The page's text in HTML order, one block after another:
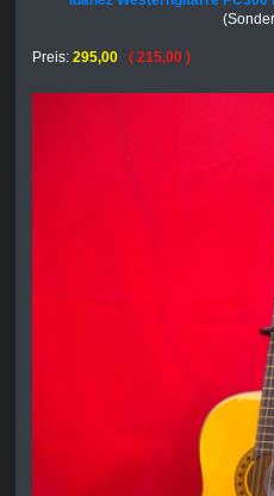
Preis: 295,00 ( 215,00 )